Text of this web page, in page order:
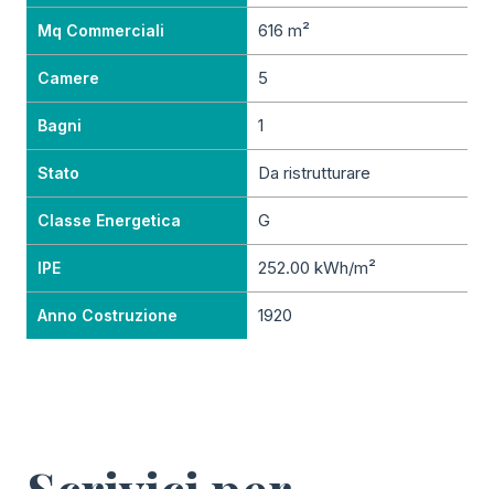
Mq Commerciali 616 m²
Camere 5
Bagni 1
Stato Da ristrutturare
Classe Energetica G
IPE 252.00 kWh/m²
Anno Costruzione 1920